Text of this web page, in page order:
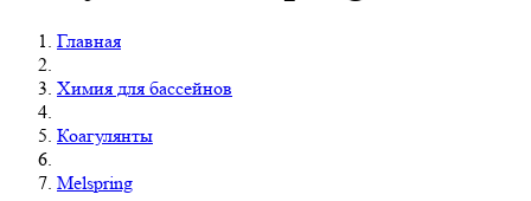
Главная
Химия для бассейнов
Коагулянты
Melspring